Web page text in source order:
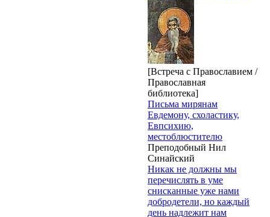
[Встреча с Православием /
Православная
библиотека]
Письма мирянам
Евдемону, схоластику,
Евпсихию,
местоблюстителю
Преподобный Нил
Синайский
Никак не должны мы
перечислять в уме
снисканные уже нами
добродетели, но каждый
день надлежит нам